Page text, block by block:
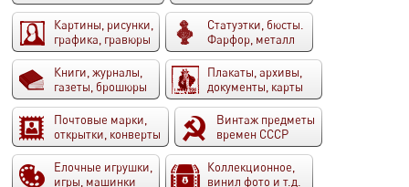
Картины, рисунки,
графика, гравюры
Статуэтки, бюсты.
Фарфор, металл
Книги, журналы,
газеты, брошюры
Плакаты, архивы,
документы, карты
Почтовые марки,
открытки, конверты
Винтаж предметы
времен СССР
Елочные игрушки,
игры, машинки
Коллекционное,
винил фото и т.д.